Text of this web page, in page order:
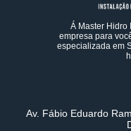
Á Master Hidro
empresa para
especializada em
Av. Fábio Eduardo